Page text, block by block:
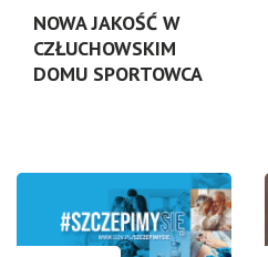
NOWA JAKOŚĆ W
CZŁUCHOWSKIM
DOMU SPORTOWCA